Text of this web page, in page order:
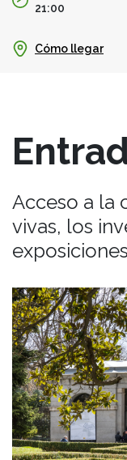
21:00
Cómo llegar
Acceso a la
vivas, los